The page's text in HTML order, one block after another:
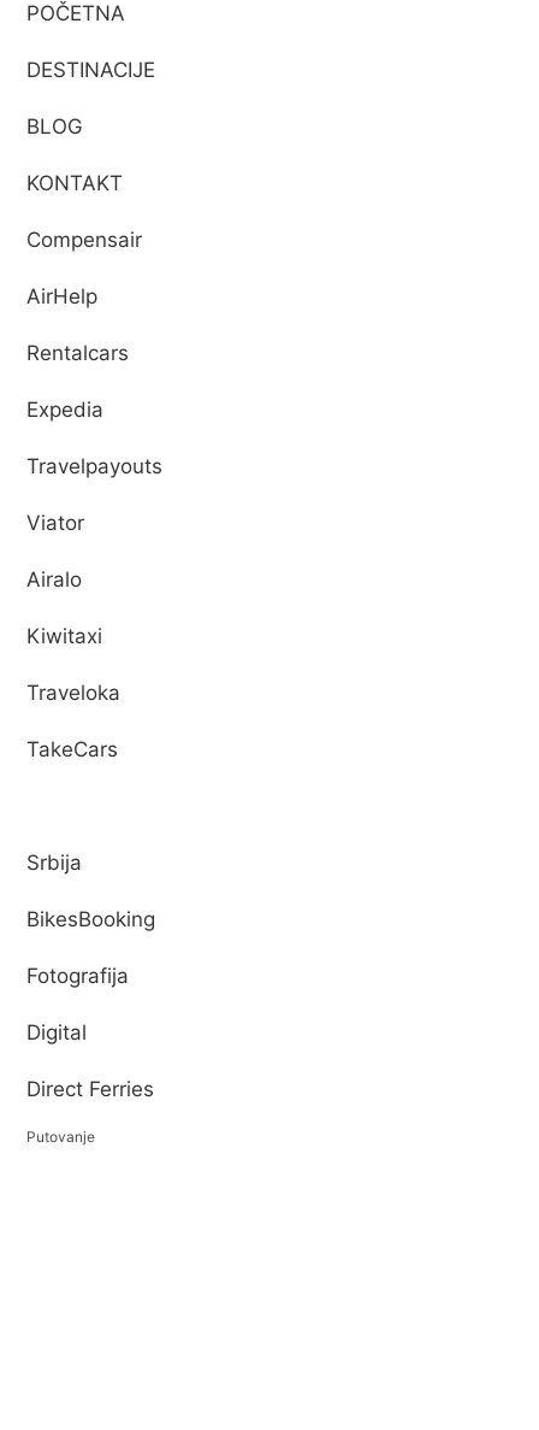
POČETNA
DESTINACIJE
BLOG
KONTAKT
Compensair
AirHelp
Rentalcars
Expedia
Travelpayouts
Viator
Airalo
Kiwitaxi
Traveloka
TakeCars
Srbija
BikesBooking
Fotografija
Digital
Direct Ferries
Putovanje